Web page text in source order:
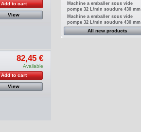
Add to cart
View
82,45 €
Available
Add to cart
View
Machine a emballer sous vide
pompe 32 L/min soudure 430 mm
Machine a emballer sous vide
pompe 32 L/min soudure 430 mm
All new products